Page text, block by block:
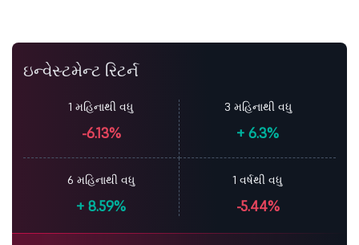
ઇન્વેસ્ટમેન્ટ રિટર્ન
1 મહિનાથી વધુ
-6.13%
3 મહિનાથી વધુ
+ 6.3%
6 મહિનાથી વધુ
+ 8.59%
1 વર્ષથી વધુ
-5.44%